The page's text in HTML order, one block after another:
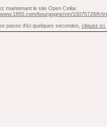
maintenant le site Open Cellar.
bourgogne/vin/10075728/fr/
passe d'ici quelques secondes, cliquez ici.